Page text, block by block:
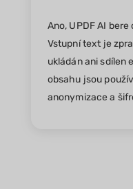
Ano, UPDF AI
Vstupní text je
ukládán ani sdílen
obsahu jsou
anonymizace a